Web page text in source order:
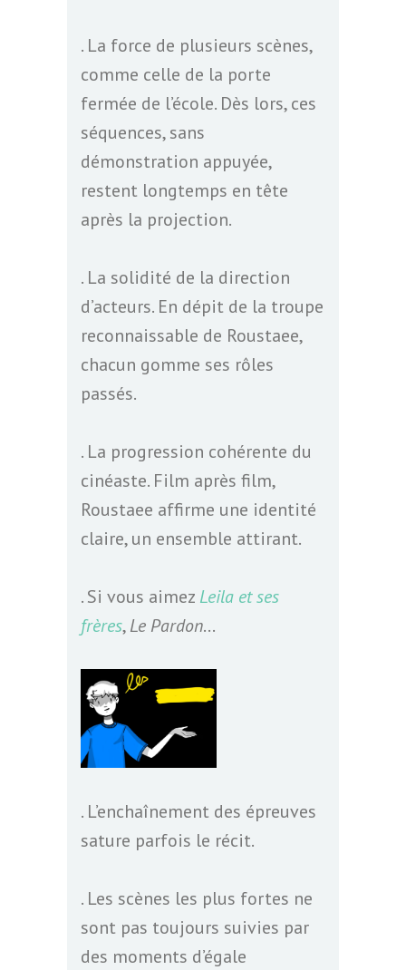
. La force de plusieurs scènes,
comme celle de la porte
fermée de l’école. Dès lors, ces
séquences, sans
démonstration appuyée,
restent longtemps en tête
après la projection.
. La solidité de la direction
d’acteurs. En dépit de la troupe
reconnaissable de Roustaee,
chacun gomme ses rôles
passés.
. La progression cohérente du
cinéaste. Film après film,
Roustaee affirme une identité
claire, un ensemble attirant.
. Si vous aimez Leila et ses
frères,Le Pardon…
. L’enchaînement des épreuves
sature parfois le récit.
. Les scènes les plus fortes ne
sont pas toujours suivies par
des moments d’égale